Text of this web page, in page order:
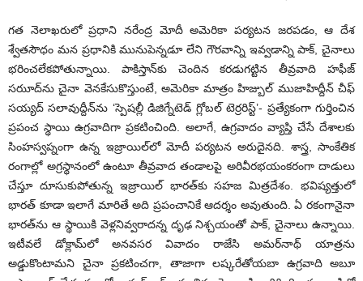
గత నెలాఖరులో ప్రధాని నరేంద్ర మోదీ అమెరికా పర్యటన జరపడం, ఆ దేశ
శ్వేతసౌధం మన ప్రధానికి మునుపెన్నడూ లేని గౌరవాన్ని ఇవ్వడాన్ని పాక్, చైనాలు
భరించలేకపోతున్నాయి. పాకిస్తాన్‌కు చెందిన కరడుగట్టిన తీవ్రవాది హఫీజ్
సరుూద్‌ను చైనా వెనకేసుకొస్తుంటే, అమెరికా మాత్రం హిజ్బుల్ ముజాహిద్దీన్ చీఫ్
సయ్యద్ సలావుద్దీన్‌ను ‘స్పెషల్లీ డిజిగ్నేటెడ్ గ్లోబల్ టెర్రరిస్ట్’- ప్రత్యేకంగా గుర్తించిన
ప్రపంచ స్థాయి ఉగ్రవాదిగా ప్రకటించింది. అలాగే, ఉగ్రవాదం వ్యాప్తి చేసే దేశాలకు
సింహస్వప్నంగా ఉన్న ఇజ్రాయిల్‌లో మోదీ పర్యటన అరుదైనది. శాస్త్ర, సాంకేతిక
రంగాల్లో అగ్రస్థానంలో ఉంటూ తీవ్రవాద తండాలపై అరివీరభయంకరంగా దాడులు
చేస్తూ దూసుకుపోతున్న ఇజ్రాయిల్ భారత్‌కు సహజ మిత్రదేశం. భవిష్యత్తులో
భారత్ కూడా ఇలాగే మారితే అది ప్రపంచానికే ఆదర్శం అవుతుంది. ఏ రకంగానైనా
భారత్‌ను ఆ స్థాయికి వెళ్లనివ్వరాదన్న దృఢ నిశ్చయంతో పాక్, చైనాలు ఉన్నాయి.
ఇటీవలే డోక్లామ్‌లో అనవసర వివాదం రాజేసి అమర్‌నాథ్ యాత్రను
అడ్డుకొంటామని చైనా ప్రకటించగా, తాజాగా లష్కరేతోయబా ఉగ్రవాది అబూ